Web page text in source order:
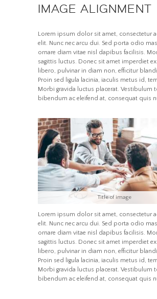
IMAGE ALIGNMENT
Lorem ipsum dolor sit amet, consectetur
elit. Nunc nec arcu dui. Sed porta odio
ornare diam vitae nisl dapibus facilisis.
sagittis luctus. Donec sit amet imperdiet
libero, pulvinar in diam non, efficitur
Proin sed ligula lacinia, iaculis metus id,
Morbi gravida luctus placerat. Vestibulum
bibendum ac eleifend at, consequat quis
Title of image
Lorem ipsum dolor sit amet, consectetur
elit. Nunc nec arcu dui. Sed porta odio
ornare diam vitae nisl dapibus facilisis.
sagittis luctus. Donec sit amet imperdiet
libero, pulvinar in diam non, efficitur
Proin sed ligula lacinia, iaculis metus id,
Morbi gravida luctus placerat. Vestibulum
bibendum ac eleifend at, consequat quis